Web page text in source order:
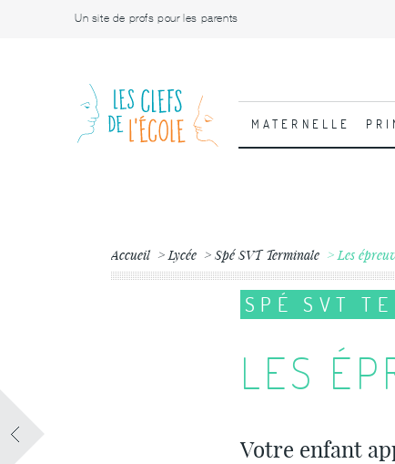
Un site de profs pour les parents
MATERNELLE
Accueil Lycée Spé SVT Terminale Les
SPÉ SVT
LES
Votre enfant